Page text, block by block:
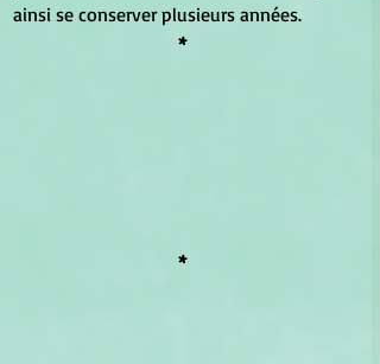
ainsi se conserver plusieurs années.
*
*